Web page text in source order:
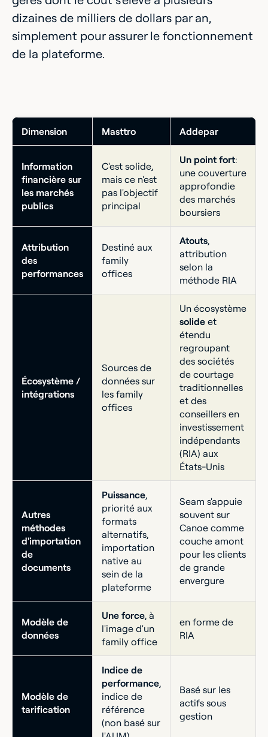
dizaines de milliers de dollars par an,
simplement pour assurer le fonctionnement
de la plateforme.
Dimension Masttro Addepar
Information
financière sur
les marchés
publics
C'est solide,
mais ce n'est
pas l'objectif
principal
Un point fort:
une couverture
approfondie
des marchés
boursiers
Attribution
des
performances
Destiné aux
family
offices
Atouts,
attribution
selon la
méthode RIA
Écosystème /
intégrations
Sources de
données sur
les family
offices
Un écosystème
solide et
étendu
regroupant
des sociétés
de courtage
traditionnelles
et des
conseillers en
investissement
indépendants
(RIA) aux
États-Unis
Autres
méthodes
d'importation
de
documents
Puissance,
priorité aux
formats
alternatifs,
importation
native au
sein de la
plateforme
Seam s'appuie
souvent sur
Canoe comme
couche amont
pour les clients
de grande
envergure
Modèle de
données
Une force, à
l'image d'un
family office
en forme de
RIA
Modèle de
tarification
Indice de
performance,
indice de
référence
(non basé sur
Basé sur les
actifs sous
gestion